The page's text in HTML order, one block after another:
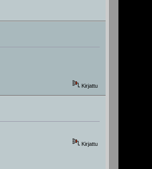
Kirjattu
Kirjattu